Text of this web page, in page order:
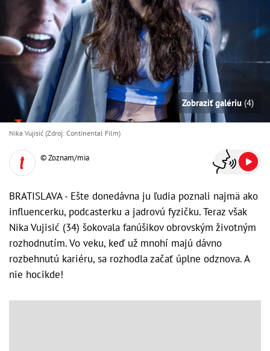
Zobraziť galériu (4)
Nika Vujisić (Zdroj: Continental Film)
© Zoznam/mia
BRATISLAVA - Ešte donedávna ju ľudia poznali najmä ako
influencerku, podcasterku a jadrovú fyzičku. Teraz však
Nika Vujisić (34) šokovala fanúšikov obrovským životným
rozhodnutím. Vo veku, keď už mnohí majú dávno
rozbehnutú kariéru, sa rozhodla začať úplne odznova. A
nie hocikde!